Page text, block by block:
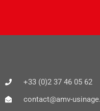
+33 (0)2 37 46 05 62
contact@amv-